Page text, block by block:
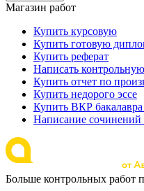
Магазин работ
Купить курсовую
Купить готовую
Купить реферат
Написать контрольную
Купить отчет по
Купить недорого эссе
Купить ВКР бакалавра
Написание сочинений
Больше контрольных работ